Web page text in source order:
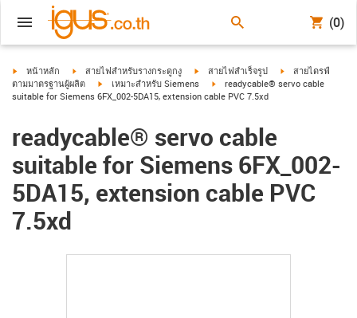
(0)
igus-icon-arrow-right
หน้าหลัก igus-icon-arrow-right
สายไฟสำหรับรางกระดูกงู igus-icon-arrow-right
สายไฟสำเร็จรูป igus-icon-arrow-
สายไดรฟ์
ตามมาตรฐานผู้ผลิต
igus-icon-arrow-right
เหมาะสำหรับ Siemens igus-icon-arrow-right
readycable® servo cable
suitable for Siemens 6FX_002-5DA15, extension cable PVC 7.5xd
readycable® servo cable
suitable for Siemens 6FX_002-
5DA15, extension cable PVC
7.5xd